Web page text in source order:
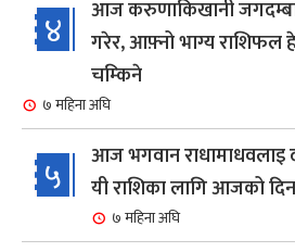
४
आज करुणाकिखानी
गरेर, आफ़्नो भाग्य राशिफल
चम्किने
७ महिना अघि
५
आज भगवान राधामाधवलाइ
यी राशिका लागि आजको
७ महिना अघि